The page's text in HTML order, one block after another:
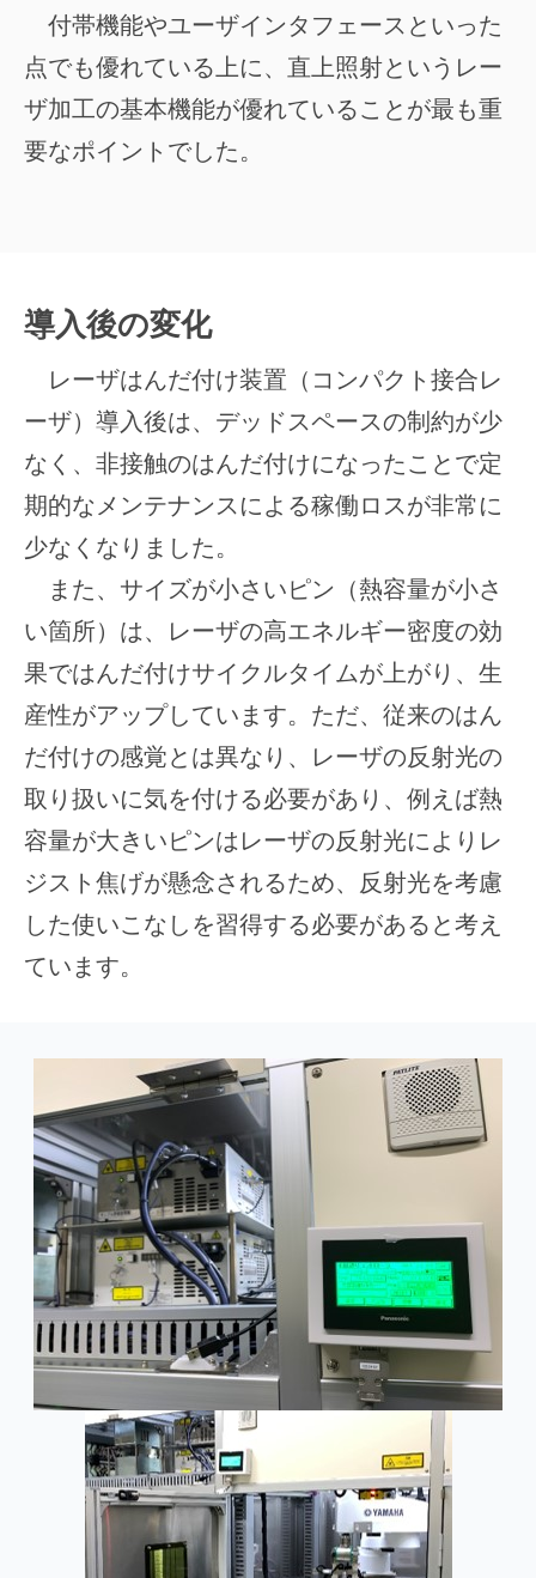
付帯機能やユーザインタフェースといった
点でも優れている上に、直上照射というレー
ザ加工の基本機能が優れていることが最も重
要なポイントでした。
導入後の変化
レーザはんだ付け装置（コンパクト接合レ
ーザ）導入後は、デッドスペースの制約が少
なく、非接触のはんだ付けになったことで定
期的なメンテナンスによる稼働ロスが非常に
少なくなりました。
また、サイズが小さいピン（熱容量が小さ
い箇所）は、レーザの高エネルギー密度の効
果ではんだ付けサイクルタイムが上がり、生
産性がアップしています。ただ、従来のはん
だ付けの感覚とは異なり、レーザの反射光の
取り扱いに気を付ける必要があり、例えば熱
容量が大きいピンはレーザの反射光によりレ
ジスト焦げが懸念されるため、反射光を考慮
した使いこなしを習得する必要があると考え
ています。